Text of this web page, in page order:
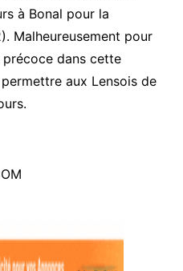
à Bonal pour la
Malheureusement pour
précoce dans cette
aux Lensois de